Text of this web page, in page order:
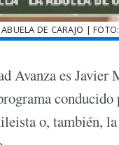
DE CARAJO |
Avanza es Javier
o, también, la